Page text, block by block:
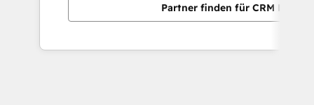
Partner finden für CRM